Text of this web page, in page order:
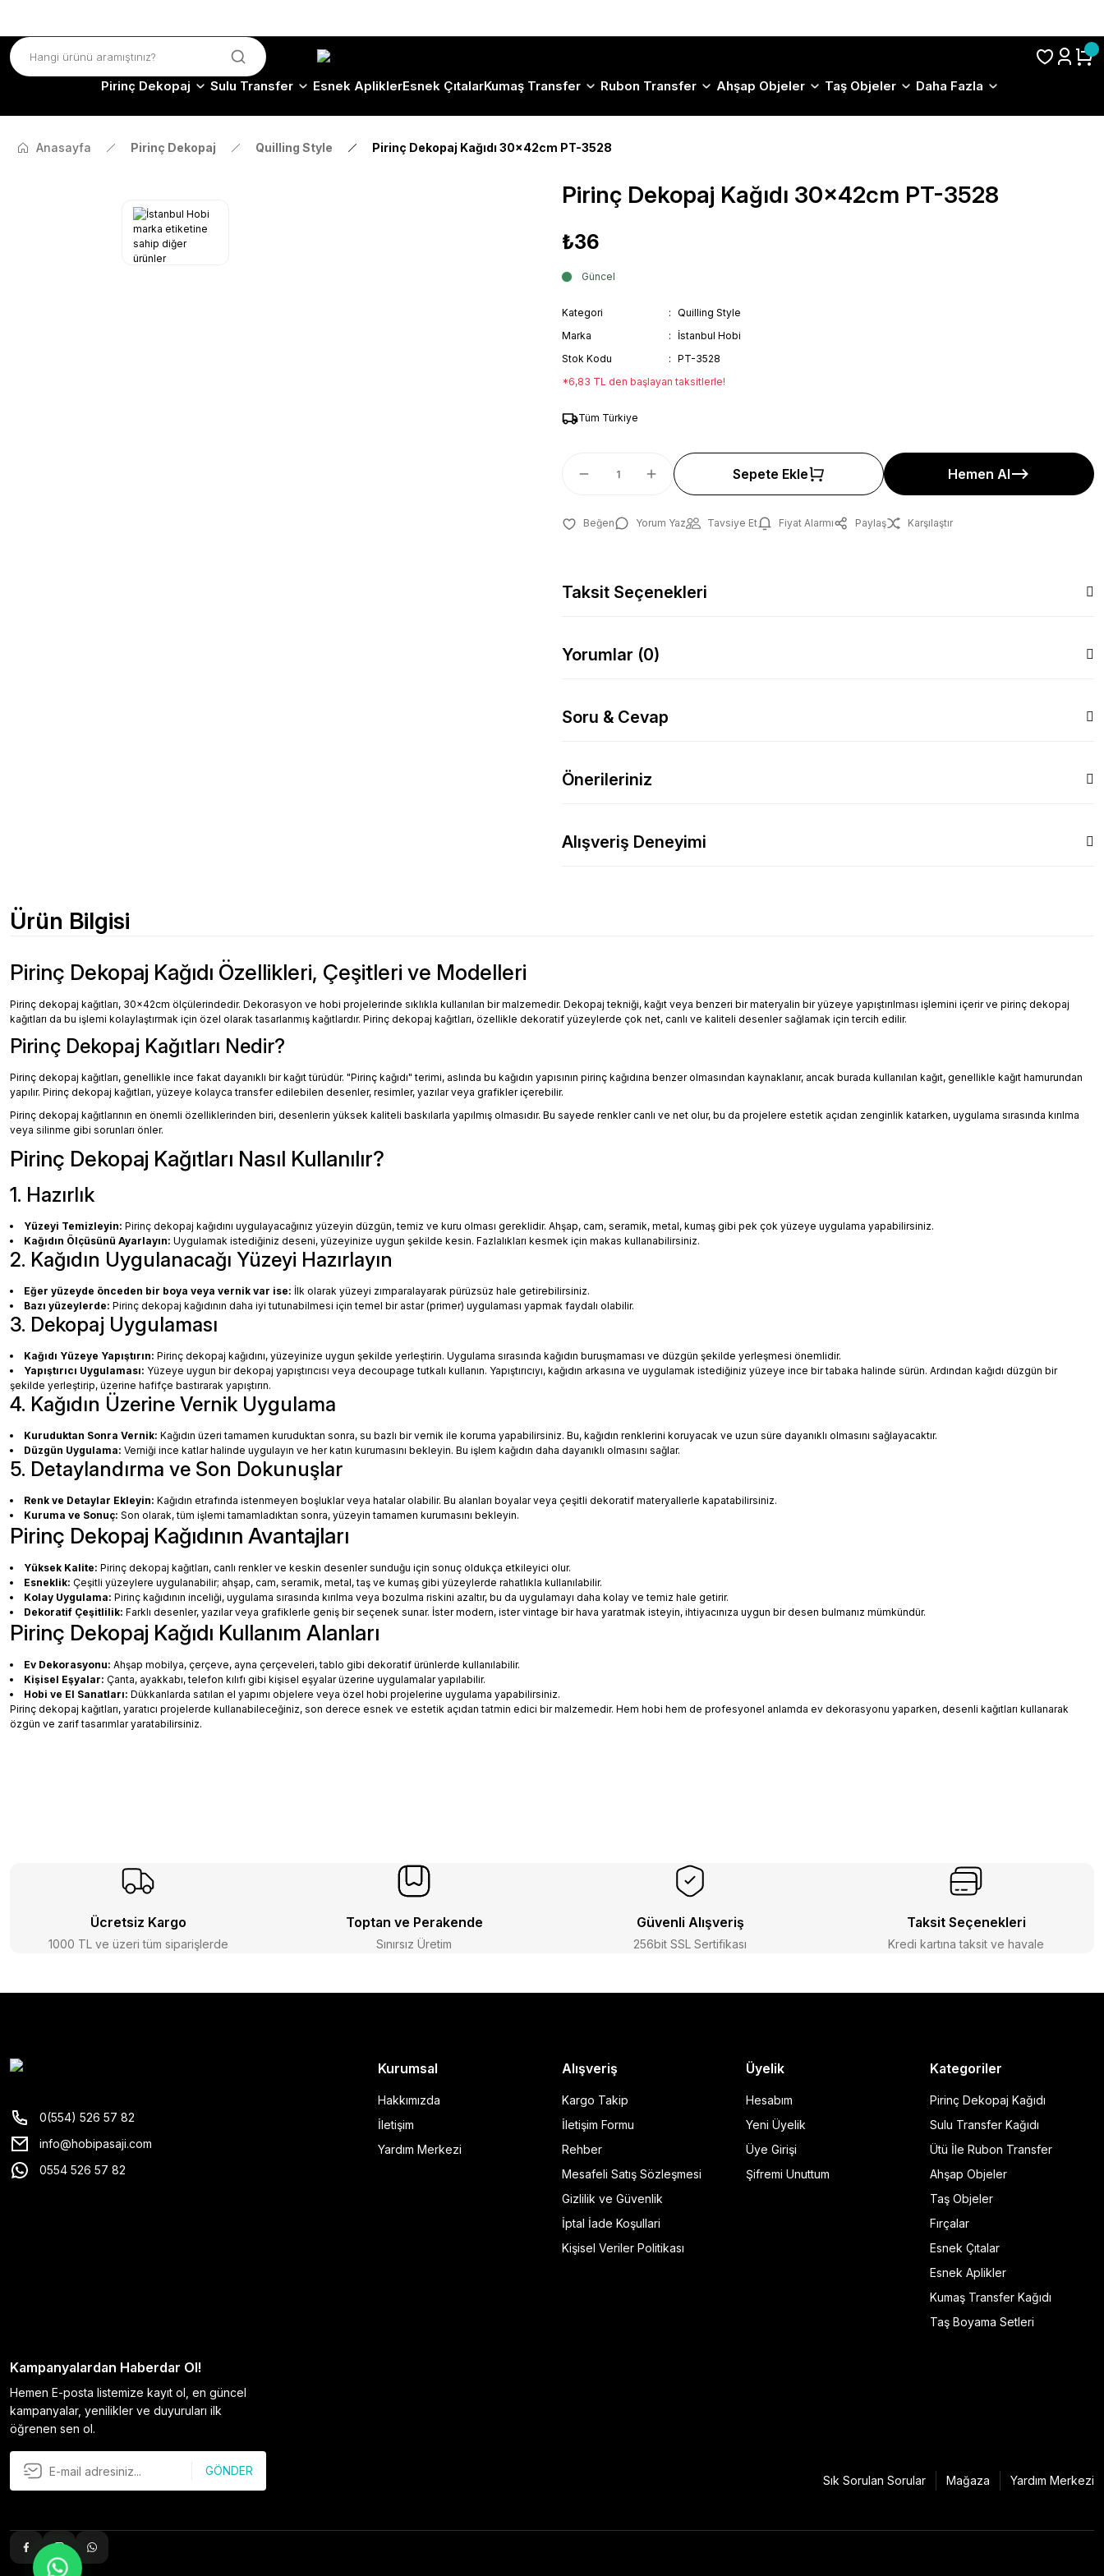
Pirinç Dekopaj Sulu Transfer Esnek ApliklerEsnek ÇıtalarKumaş Transfer Rubon Transfer Ahşap Objeler Taş Objeler Daha Fazla
Anasayfa Pirinç Dekopaj Quilling Style Pirinç Dekopaj Kağıdı 30x42cm PT-3528
Pirinç Dekopaj Kağıdı 30x42cm PT-3528
₺36
Güncel
Kategori
Quilling Style
Marka
İstanbul Hobi
Stok Kodu
PT-3528
*6,83 TL den başlayan taksitlerle!
Tüm Türkiye
Sepete Ekle Hemen Al
Yorum Yaz Tavsiye Et Fiyat Alarmı Paylaş Karşılaştır
Taksit Seçenekleri
Yorumlar (0)
Soru & Cevap
Önerileriniz
Alışveriş Deneyimi
Ürün Bilgisi
Pirinç Dekopaj Kağıdı Özellikleri, Çeşitleri ve Modelleri
Pirinç dekopaj kağıtları, 30x42cm ölçülerindedir. Dekorasyon ve hobi projelerinde sıklıkla kullanılan bir malzemedir. Dekopaj tekniği, kağıt veya benzeri bir materyalin bir yüzeye yapıştırılması işlemini içerir ve pirinç dekopaj
kağıtları da bu işlemi kolaylaştırmak için özel olarak tasarlanmış kağıtlardır. Pirinç dekopaj kağıtları, özellikle dekoratif yüzeylerde çok net, canlı ve kaliteli desenler sağlamak için tercih edilir.
Pirinç Dekopaj Kağıtları Nedir?
Pirinç dekopaj kağıtları, genellikle ince fakat dayanıklı bir kağıt türüdür. "Pirinç kağıdı" terimi, aslında bu kağıdın yapısının pirinç kağıdına benzer olmasından kaynaklanır, ancak burada kullanılan kağıt, genellikle kağıt hamurundan
yapılır. Pirinç dekopaj kağıtları, yüzeye kolayca transfer edilebilen desenler, resimler, yazılar veya grafikler içerebilir.
Pirinç dekopaj kağıtlarının en önemli özelliklerinden biri, desenlerin yüksek kaliteli baskılarla yapılmış olmasıdır. Bu sayede renkler canlı ve net olur, bu da projelere estetik açıdan zenginlik katarken, uygulama sırasında kırılma
veya silinme gibi sorunları önler.
Pirinç Dekopaj Kağıtları Nasıl Kullanılır?
1. Hazırlık
Yüzeyi Temizleyin: Pirinç dekopaj kağıdını uygulayacağınız yüzeyin düzgün, temiz ve kuru olması gereklidir. Ahşap, cam, seramik, metal, kumaş gibi pek çok yüzeye uygulama yapabilirsiniz.
Kağıdın Ölçüsünü Ayarlayın: Uygulamak istediğiniz deseni, yüzeyinize uygun şekilde kesin. Fazlalıkları kesmek için makas kullanabilirsiniz.
2. Kağıdın Uygulanacağı Yüzeyi Hazırlayın
Eğer yüzeyde önceden bir boya veya vernik var ise: İlk olarak yüzeyi zımparalayarak pürüzsüz hale getirebilirsiniz.
Bazı yüzeylerde: Pirinç dekopaj kağıdının daha iyi tutunabilmesi için temel bir astar (primer) uygulaması yapmak faydalı olabilir.
3. Dekopaj Uygulaması
Kağıdı Yüzeye Yapıştırın: Pirinç dekopaj kağıdını, yüzeyinize uygun şekilde yerleştirin. Uygulama sırasında kağıdın buruşmaması ve düzgün şekilde yerleşmesi önemlidir.
Yapıştırıcı Uygulaması: Yüzeye uygun bir dekopaj yapıştırıcısı veya decoupage tutkalı kullanın. Yapıştırıcıyı, kağıdın arkasına ve uygulamak istediğiniz yüzeye ince bir tabaka halinde sürün. Ardından kağıdı düzgün bir
şekilde yerleştirip, üzerine hafifçe bastırarak yapıştırın.
4. Kağıdın Üzerine Vernik Uygulama
Kuruduktan Sonra Vernik: Kağıdın üzeri tamamen kuruduktan sonra, su bazlı bir vernik ile koruma yapabilirsiniz. Bu, kağıdın renklerini koruyacak ve uzun süre dayanıklı olmasını sağlayacaktır.
Düzgün Uygulama: Verniği ince katlar halinde uygulayın ve her katın kurumasını bekleyin. Bu işlem kağıdın daha dayanıklı olmasını sağlar.
5. Detaylandırma ve Son Dokunuşlar
Renk ve Detaylar Ekleyin: Kağıdın etrafında istenmeyen boşluklar veya hatalar olabilir. Bu alanları boyalar veya çeşitli dekoratif materyallerle kapatabilirsiniz.
Kuruma ve Sonuç: Son olarak, tüm işlemi tamamladıktan sonra, yüzeyin tamamen kurumasını bekleyin.
Pirinç Dekopaj Kağıdının Avantajları
Yüksek Kalite: Pirinç dekopaj kağıtları, canlı renkler ve keskin desenler sunduğu için sonuç oldukça etkileyici olur.
Esneklik: Çeşitli yüzeylere uygulanabilir; ahşap, cam, seramik, metal, taş ve kumaş gibi yüzeylerde rahatlıkla kullanılabilir.
Kolay Uygulama: Pirinç kağıdının inceliği, uygulama sırasında kırılma veya bozulma riskini azaltır, bu da uygulamayı daha kolay ve temiz hale getirir.
Dekoratif Çeşitlilik: Farklı desenler, yazılar veya grafiklerle geniş bir seçenek sunar. İster modern, ister vintage bir hava yaratmak isteyin, ihtiyacınıza uygun bir desen bulmanız mümkündür.
Pirinç Dekopaj Kağıdı Kullanım Alanları
Ev Dekorasyonu: Ahşap mobilya, çerçeve, ayna çerçeveleri, tablo gibi dekoratif ürünlerde kullanılabilir.
Kişisel Eşyalar: Çanta, ayakkabı, telefon kılıfı gibi kişisel eşyalar üzerine uygulamalar yapılabilir.
Hobi ve El Sanatları: Dükkanlarda satılan el yapımı objelere veya özel hobi projelerine uygulama yapabilirsiniz.
Pirinç dekopaj kağıtları, yaratıcı projelerde kullanabileceğiniz, son derece esnek ve estetik açıdan tatmin edici bir malzemedir. Hem hobi hem de profesyonel anlamda ev dekorasyonu yaparken, desenli kağıtları kullanarak
özgün ve zarif tasarımlar yaratabilirsiniz.
Ücretsiz Kargo
1000 TL ve üzeri tüm siparişlerde
Toptan ve Perakende
Sınırsız Üretim
Güvenli Alışveriş
256bit SSL Sertifikası
Taksit Seçenekleri
Kredi kartına taksit ve havale
0(554) 526 57 82
info@hobipasaji.com
0554 526 57 82
Kurumsal
Hakkımızda
İletişim
Yardım Merkezi
Alışveriş
Kargo Takip
İletişim Formu
Rehber
Mesafeli Satış Sözleşmesi
Gizlilik ve Güvenlik
İptal İade Koşullari
Kişisel Veriler Politikası
Üyelik
Hesabım
Yeni Üyelik
Üye Girişi
Şifremi Unuttum
Kategoriler
Pirinç Dekopaj Kağıdı
Sulu Transfer Kağıdı
Ütü İle Rubon Transfer
Ahşap Objeler
Taş Objeler
Fırçalar
Esnek Çıtalar
Esnek Aplikler
Kumaş Transfer Kağıdı
Taş Boyama Setleri
Kampanyalardan Haberdar Ol!
Hemen E-posta listemize kayıt ol, en güncel
kampanyalar, yenilikler ve duyuruları ilk
öğrenen sen ol.
GÖNDER
Sık Sorulan Sorular Mağaza Yardım Merkezi